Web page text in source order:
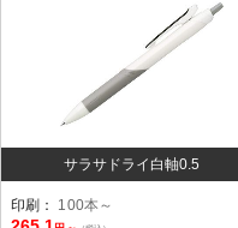
サラサドライ白軸0.5
印刷： 100本～